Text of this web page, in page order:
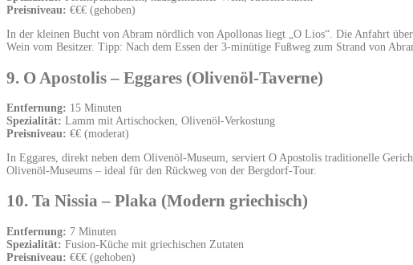
Preisniveau: €€€ (gehoben)
In der kleinen Bucht von Abram nördlich von Apollonas liegt „O Lios“. Die Anfahrt über
Wein vom Besitzer. Tipp: Nach dem Essen der 3-minütige Fußweg zum Strand von
9. O Apostolis – Eggares (Olivenöl-Taverne)
Entfernung: 15 Minuten
Spezialität: Lamm mit Artischocken, Olivenöl-Verkostung
Preisniveau: €€ (moderat)
In Eggares, direkt neben dem Olivenöl-Museum, serviert O Apostolis traditionelle
Olivenöl-Museums – ideal für den Rückweg von der Bergdorf-Tour.
10. Ta Nissia – Plaka (Modern griechisch)
Entfernung: 7 Minuten
Spezialität: Fusion-Küche mit griechischen Zutaten
Preisniveau: €€€ (gehoben)